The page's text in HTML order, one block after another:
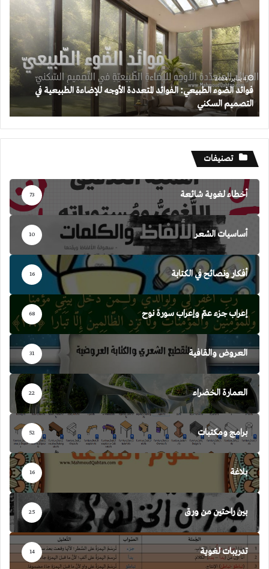
المتعددة
الأوجه
للإضاءة
الطبيعية
التصميم
السكني
4 يناير، 2024
فوائد الضوء الطبيعي: الفوائد المتعددة الأوجه للإضاءة الطبيعية في
التصميم السكني
تصنيفات
أخطاء لغوية شائعة 73
أساسيات الشعر 10
أفكار ونصائح في الكتابة 16
إعراب جزء عمّ وإعراب سورة نوح 68
العروض والقافية 31
العمارة الخضراء 22
برامج ومكتبات 52
بلاغة 16
بين راحتين من ورق 25
تدريبات لغوية 14